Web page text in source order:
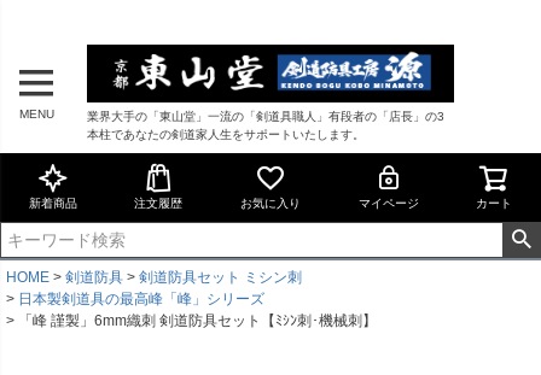
MENU
業界大手の「東山堂」一流の「剣道具職人」有段者の「店長」の3
本柱であなたの剣道家人生をサポートいたします。
新着商品 注文履歴 お気に入り マイページ カート
HOME 剣道防具
剣道防具セット ミシン刺
日本製剣道具の最高峰「峰」シリーズ
「峰 謹製」6mm織刺 剣道防具セット【ﾐｼﾝ刺･機械刺】